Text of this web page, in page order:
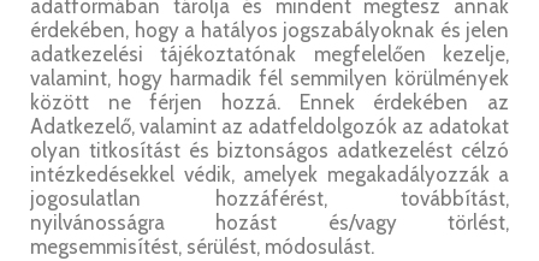
adatformában tárolja és mindent megtesz annak
érdekében, hogy a hatályos jogszabályoknak és jelen
adatkezelési tájékoztatónak megfelelően kezelje,
valamint, hogy harmadik fél semmilyen körülmények
között ne férjen hozzá. Ennek érdekében az
Adatkezelő, valamint az adatfeldolgozók az adatokat
olyan titkosítást és biztonságos adatkezelést célzó
intézkedésekkel védik, amelyek megakadályozzák a
jogosulatlan hozzáférést, továbbítást,
nyilvánosságra hozást és/vagy törlést,
megsemmisítést, sérülést, módosulást.